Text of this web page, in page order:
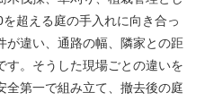
超える庭の手入れに向き合っ
が違い、通路の幅、隣家との距
す。そうした現場ごとの違いを
全第一で組み立て、撤去後の庭